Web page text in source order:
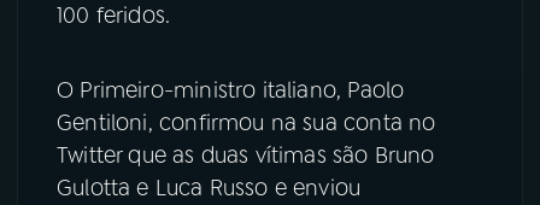
100 feridos.
O Primeiro-ministro italiano, Paolo
Gentiloni, confirmou na sua conta no
Twitter que as duas vítimas são Bruno
Gulotta e Luca Russo e enviou